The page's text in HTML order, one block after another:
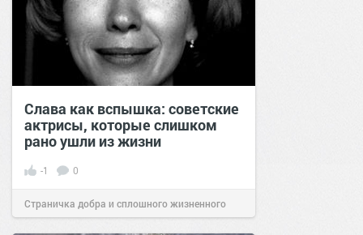
Слава как вспышка: советские
актрисы, которые слишком
рано ушли из жизни
-1 0
Страничка добра и сплошного жизненного
позитива!23:0023 янв 2022